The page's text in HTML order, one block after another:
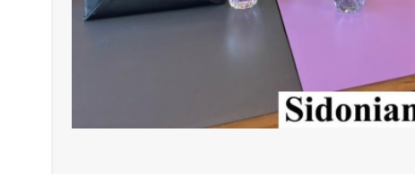
رجل الاعمال الاماراتي خلف الحبتور :